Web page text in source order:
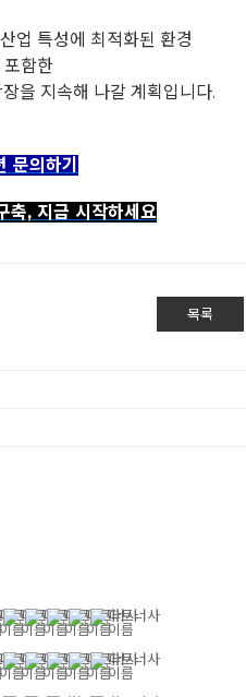
업 특성에 최적화된 환경
포함한
을 지속해 나갈 계획입니다.
의하기
축, 지금 시작하세요
목록